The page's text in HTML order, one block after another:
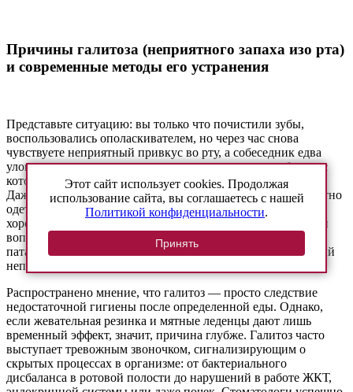
Причины галитоза (неприятного запаха изо рта)
и современные методы его устранения
Представьте ситуацию: вы только что почистили зубы,
воспользовались ополаскивателем, но через час снова
чувствуете неприятный привкус во рту, а собеседник едва
уловимо отстраняется — это достаточно частая проблема, с
которой пациенты обращаются в стоматологии Саратова.
Даже если человек тщательно следит за внешностью, опрятно
одет и хорошо говорит, запах изо рта может перечеркнуть
хорошее впечатление. Если вас беспокоит этот деликатный
вопрос, не исключено, что вы столкнулись с галитозом —
паталогией, явным признаком которой является устойчивый
неприятный запах изо рта.
Распространено мнение, что галитоз — просто следствие
недостаточной гигиены после определенной еды. Однако,
если жевательная резинка и мятные леденцы дают лишь
временный эффект, значит, причина глубже. Галитоз часто
выступает тревожным звоночком, сигнализирующим о
скрытых процессах в организме: от бактериального
дисбаланса в ротовой полости до нарушений в работе ЖКТ,
Этот сайт использует cookies. Продолжая
использование сайта, вы соглашаетесь с нашей
Политикой конфиденциальности.
Принять